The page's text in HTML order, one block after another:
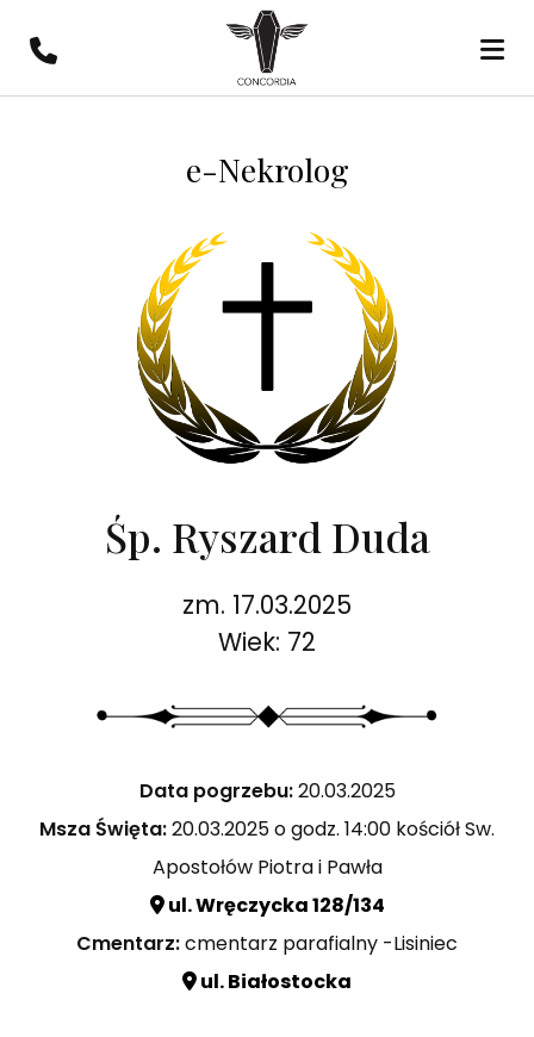
e-Nekrolog
Śp. Ryszard Duda
zm. 17.03.2025
Wiek: 72
Data pogrzebu:20.03.2025
Msza Święta:20.03.2025 o godz. 14:00 kościół Sw.
Apostołów Piotra i Pawła
ul. Wręczycka 128/134
Cmentarz:cmentarz parafialny -Lisiniec
ul. Białostocka